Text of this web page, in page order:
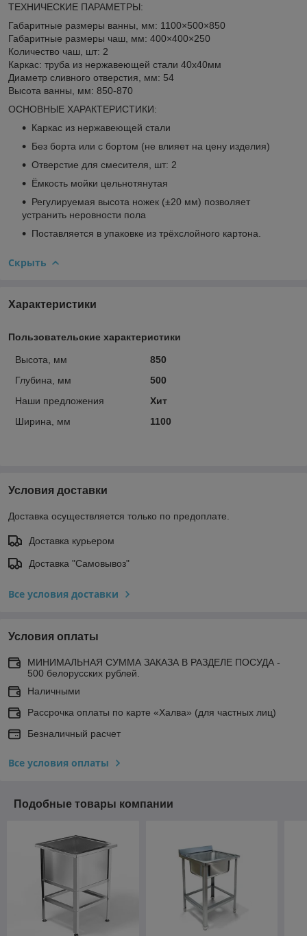
ТЕХНИЧЕСКИЕ ПАРАМЕТРЫ:
Габаритные размеры ванны, мм: 1100×500×850
Габаритные размеры чаш, мм: 400×400×250
Количество чаш, шт: 2
Каркас: труба из нержавеющей стали 40х40мм
Диаметр сливного отверстия, мм: 54
Высота ванны, мм: 850-870
ОСНОВНЫЕ ХАРАКТЕРИСТИКИ:
Каркас из нержавеющей стали
Без борта или с бортом (не влияет на цену изделия)
Отверстие для смесителя, шт: 2
Ёмкость мойки цельнотянутая
Регулируемая высота ножек (±20 мм) позволяет
устранить неровности пола
Поставляется в упаковке из трёхслойного картона.
Скрыть
Характеристики
Пользовательские характеристики
Высота, мм
850
Глубина, мм
500
Наши предложения
Хит
Ширина, мм
1100
Условия доставки
Доставка осуществляется только по предоплате.
Доставка курьером
Доставка "Самовывоз"
Все условия доставки
Условия оплаты
МИНИМАЛЬНАЯ СУММА ЗАКАЗА В РАЗДЕЛЕ ПОСУДА -
500 белорусских рублей.
Наличными
Рассрочка оплаты по карте «Халва» (для частных лиц)
Безналичный расчет
Все условия оплаты
Подобные товары компании